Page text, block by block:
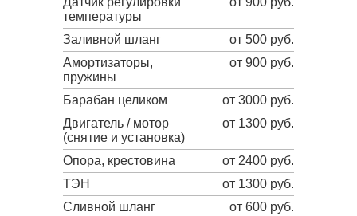
температуры
Заливной шланг
от 500 руб.
Амортизаторы,
пружины
от 900 руб.
Барабан целиком
от 3000 руб.
Двигатель / мотор
(снятие и установка)
от 1300 руб.
Опора, крестовина
от 2400 руб.
ТЭН
от 1300 руб.
Сливной шланг
от 600 руб.